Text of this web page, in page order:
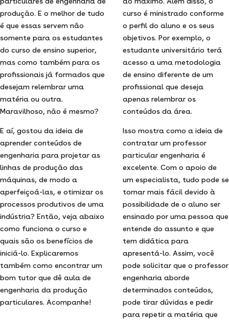
produção. E o melhor de tudo
é que essas servem não
somente para os estudantes
do curso de ensino superior,
mas como também para os
profissionais já formados que
desejam relembrar uma
matéria ou outra.
Maravilhoso, não é mesmo?
E aí, gostou da ideia de
aprender conteúdos de
engenharia para projetar as
linhas de produção das
máquinas, de modo a
aperfeiçoá-las, e otimizar os
processos produtivos de uma
indústria? Então, veja abaixo
como funciona o curso e
quais são os benefícios de
iniciá-lo. Explicaremos
também como encontrar um
bom tutor que dê aula de
engenharia da produção
particulares. Acompanhe!
curso é ministrado conforme
o perfil do aluno e os seus
objetivos. Por exemplo, o
estudante universitário terá
acesso a uma metodologia
de ensino diferente de um
profissional que deseja
apenas relembrar os
conteúdos da área.
Isso mostra como a ideia de
contratar um professor
particular engenharia é
excelente. Com o apoio de
um especialista, tudo pode se
tornar mais fácil devido à
possibilidade de o aluno ser
ensinado por uma pessoa que
entende do assunto e que
tem didática para
apresentá-lo. Assim, você
pode solicitar que o professor
engenharia aborde
determinados conteúdos,
pode tirar dúvidas e pedir
para repetir a matéria que